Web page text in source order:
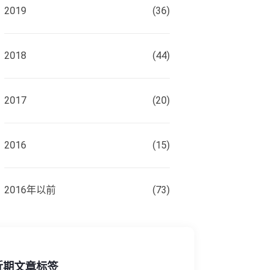
2019 (36)
2018 (44)
2017 (20)
2016 (15)
2016年以前 (73)
期文章标签